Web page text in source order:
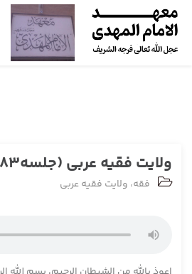
ولایت فقیه عربی (جلسه83)
فقه، ولایت فقیه عربی